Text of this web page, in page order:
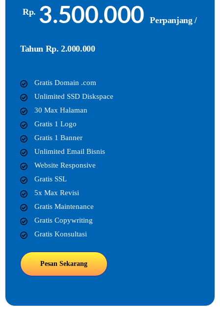
Rp. 3.500.000 Perpanjang /
Tahun Rp. 2.000.000
Gratis Domain .com
Unlimited SSD Diskspace
30 Max Halaman
Gratis 1 Logo
Gratis 1 Banner
Unlimited Email Bisnis
Website Responsive
Gratis SSL
5x Max Revisi
Gratis Maintenance
Gratis Copywriting
Gratis Konsultasi
Pesan Sekarang